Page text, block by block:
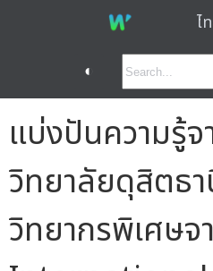
ไ
◐
แบ่งปันความรู้
วิทยาลัยดุสิตธ
วิทยากรพิเศษ